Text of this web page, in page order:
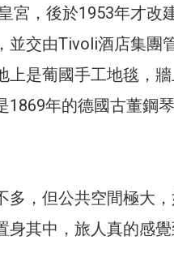
宮，後於1953年才改
並交由Tivoli酒店集團
上是葡國手工地毯，
1869年的德國古董鋼
多，但公共空間極大
身其中，旅人真的感覺